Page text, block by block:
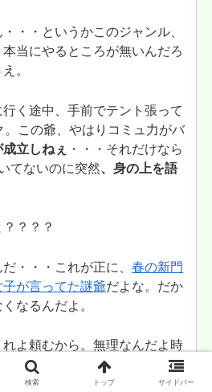
・・というかこのジャンル、
当にやるところが無いんだろ
。
く途中、手前でテント張って
。この爺、やはりコミュ力がバ
立しねぇ
・・・それだけなら
てないのに突然、身の上を語
？？？
・・・これが正に、春の新門
が言ってた謎爺だよな。だか
なるんだよ。
よ頼むから。無理なんだよ時
マホ無かった時代どころか、ネ
の話はもう無理なんだっ
検索 トップ サイドバー